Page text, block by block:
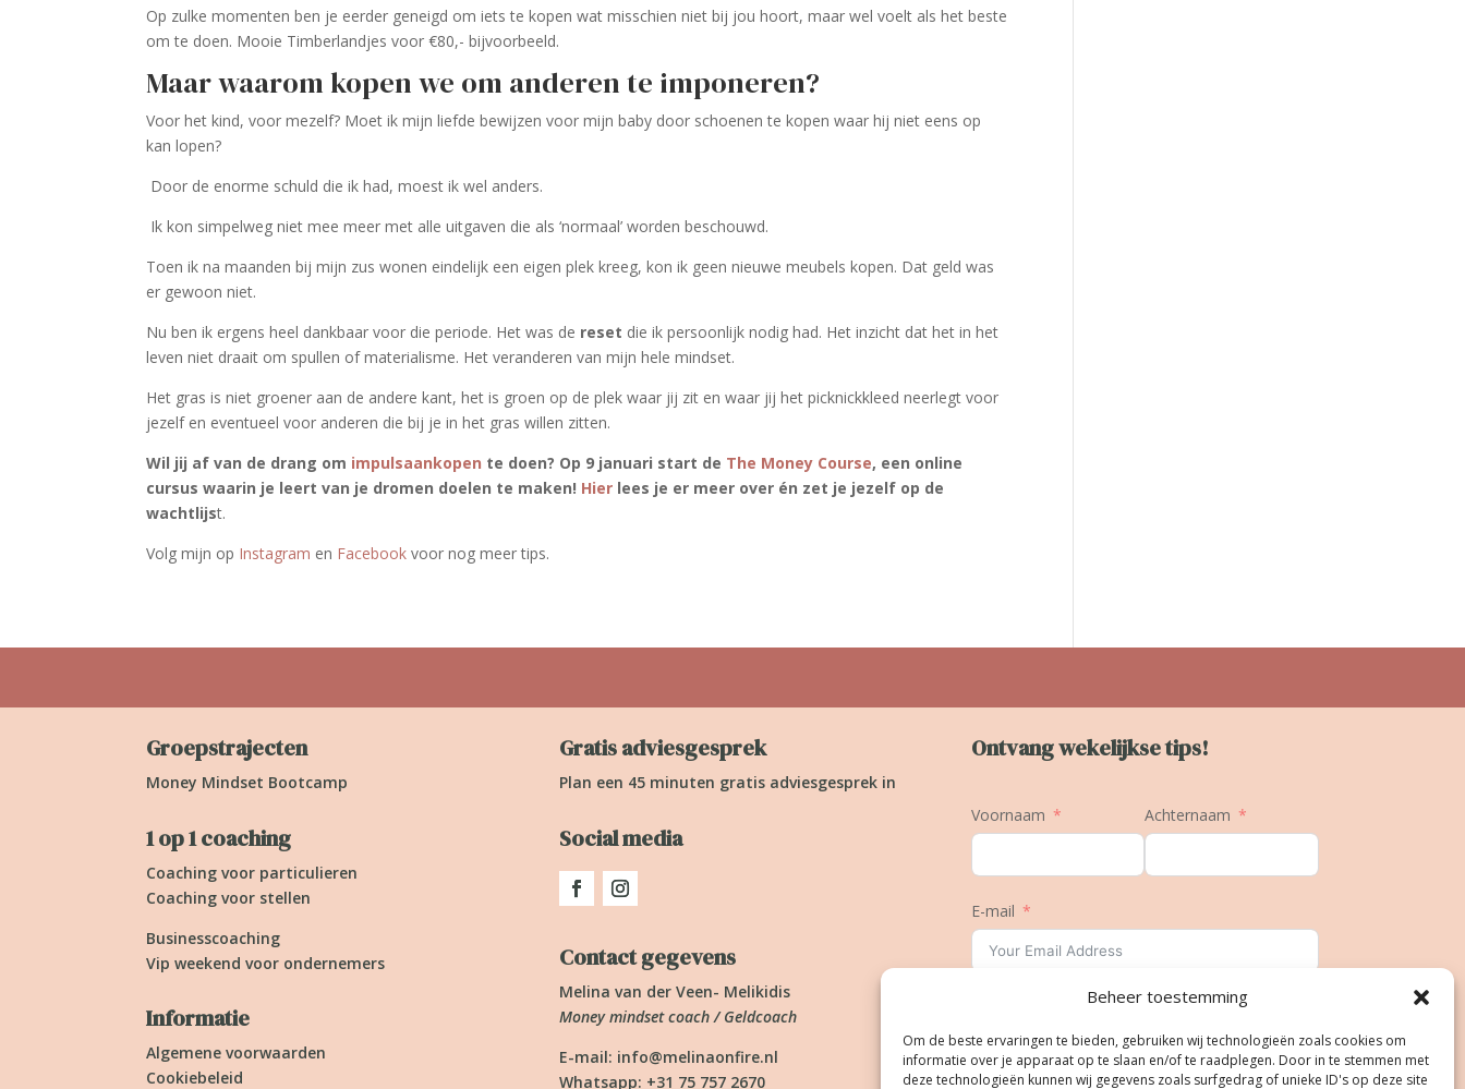
Beheer toestemming
Om de beste ervaringen te bieden, gebruiken wij technologieën zoals cookies om
informatie over je apparaat op te slaan en/of te raadplegen. Door in te stemmen met
deze technologieën kunnen wij gegevens zoals surfgedrag of unieke ID's op deze site
Op zulke momenten ben je eerder geneigd om iets te kopen wat misschien niet bij jou hoort, maar wel voelt als het beste
om te doen. Mooie Timberlandjes voor €80,- bijvoorbeeld.
Maar waarom kopen we om anderen te imponeren?
Voor het kind, voor mezelf? Moet ik mijn liefde bewijzen voor mijn baby door schoenen te kopen waar hij niet eens op
kan lopen?
Door de enorme schuld die ik had, moest ik wel anders.
Ik kon simpelweg niet mee meer met alle uitgaven die als ‘normaal’ worden beschouwd.
Toen ik na maanden bij mijn zus wonen eindelijk een eigen plek kreeg, kon ik geen nieuwe meubels kopen. Dat geld was
er gewoon niet.
Nu ben ik ergens heel dankbaar voor die periode. Het was de reset die ik persoonlijk nodig had. Het inzicht dat het in het
leven niet draait om spullen of materialisme. Het veranderen van mijn hele mindset.
Het gras is niet groener aan de andere kant, het is groen op de plek waar jij zit en waar jij het picknickkleed neerlegt voor
jezelf en eventueel voor anderen die bij je in het gras willen zitten.
Wil jij af van de drang om impulsaankopen te doen? Op 9 januari start de The Money Course, een online
cursus waarin je leert van je dromen doelen te maken! Hier lees je er meer over én zet je jezelf op de
wachtlijst.
Volg mijn op Instagram en Facebook voor nog meer tips.
Groepstrajecten
Money Mindset Bootcamp
1 op 1 coaching
Coaching voor particulieren
Coaching voor stellen
Businesscoaching
Vip weekend voor ondernemers
Informatie
Algemene voorwaarden
Cookiebeleid
Gratis adviesgesprek
Plan een 45 minuten gratis adviesgesprek in
Social media
Contact gegevens
Melina van der Veen- Melikidis
Money mindset coach / Geldcoach
E-mail: info@melinaonfire.nl
Whatsapp: +31 75 757 2670
Ontvang wekelijkse tips!
Voornaam Achternaam
E-mail